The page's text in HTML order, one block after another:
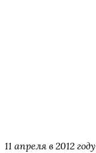
11 апреля в 2012